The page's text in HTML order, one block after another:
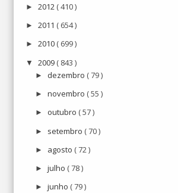
► 2012 ( 410 )
► 2011 ( 654 )
► 2010 ( 699 )
▼ 2009 ( 843 )
► dezembro ( 79 )
► novembro ( 55 )
► outubro ( 57 )
► setembro ( 70 )
► agosto ( 72 )
► julho ( 78 )
► junho ( 79 )